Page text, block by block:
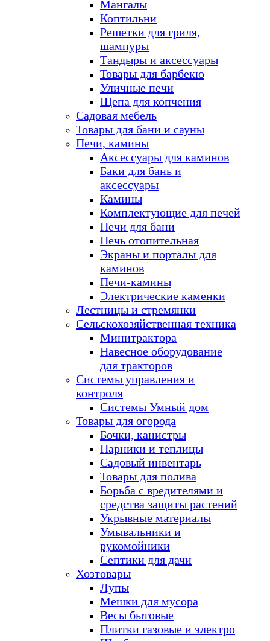
Мангалы
Коптильни
Решетки для гриля,
шампуры
Тандыры и аксессуары
Товары для барбекю
Уличные печи
Щепа для копчения
Садовая мебель
Товары для бани и сауны
Печи, камины
Аксессуары для каминов
Баки для бань и
аксессуары
Камины
Комплектующие для печей
Печи для бани
Печь отопительная
Экраны и порталы для
каминов
Печи-камины
Электрические каменки
Лестницы и стремянки
Сельскохозяйственная техника
Минитрактора
Навесное оборудование
для тракторов
Системы управления и
контроля
Системы Умный дом
Товары для огорода
Бочки, канистры
Парники и теплицы
Садовый инвентарь
Товары для полива
Борьба с вредителями и
средства защиты растений
Укрывные материалы
Умывальники и
рукомойники
Септики для дачи
Хозтовары
Лупы
Мешки для мусора
Весы бытовые
Плитки газовые и электро